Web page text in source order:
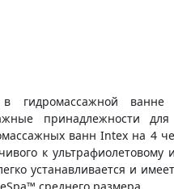
гидромассажной
принадлежности
ванн Intex на 4
к
устанавливается и